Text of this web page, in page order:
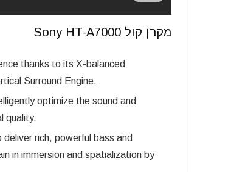
מקרן קול Sony HT-A7000
thanks to its X-balanced
Surround Engine.
optimize the sound and
quality.
rich, powerful bass and
in immersion and spatialization by